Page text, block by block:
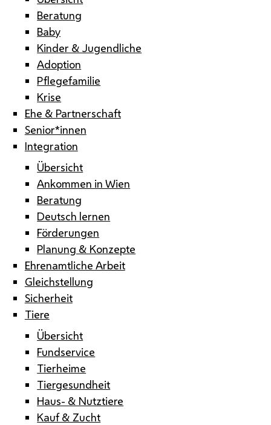
Beratung
Baby
Kinder & Jugendliche
Adoption
Pflegefamilie
Krise
Ehe & Partnerschaft
Senior*innen
Integration
Übersicht
Ankommen in Wien
Beratung
Deutsch lernen
Förderungen
Planung & Konzepte
Ehrenamtliche Arbeit
Gleichstellung
Sicherheit
Tiere
Übersicht
Fundservice
Tierheime
Tiergesundheit
Haus- & Nutztiere
Kauf & Zucht